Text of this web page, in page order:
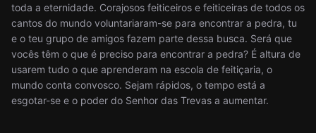
toda a eternidade. Corajosos feiticeiros e feiticeiras de todos os
cantos do mundo voluntariaram-se para encontrar a pedra, tu
e o teu grupo de amigos fazem parte dessa busca. Será que
vocês têm o que é preciso para encontrar a pedra? É altura de
usarem tudo o que aprenderam na escola de feitiçaria, o
mundo conta convosco. Sejam rápidos, o tempo está a
esgotar-se e o poder do Senhor das Trevas a aumentar.